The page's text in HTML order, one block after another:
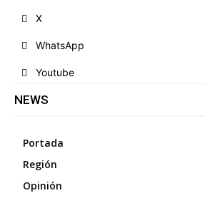
X
WhatsApp
Youtube
NEWS
Portada
Región
Opinión